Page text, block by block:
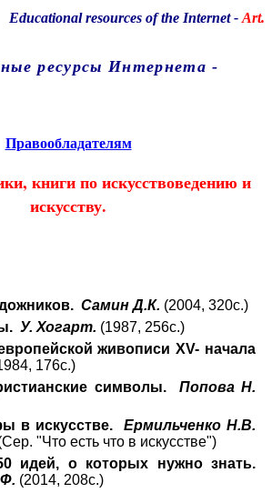
Educational resources of the Internet- Art.
ресурсы Интернета -
Правообладателям
книги поискусствоведению и
искусству.
Самин Д.К. (2004, 320с.)
У. Хогарт. (1987, 256с.)
живописи XV- начала
176с.)
символы. Попова Н.
в искусстве. Ермильченко Н.В.
Cер. "Что есть что в искусстве")
идей, о которых нужно знать.
(2014, 208с.)